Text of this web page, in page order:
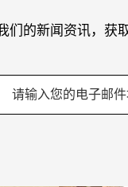
们的新闻资讯，获